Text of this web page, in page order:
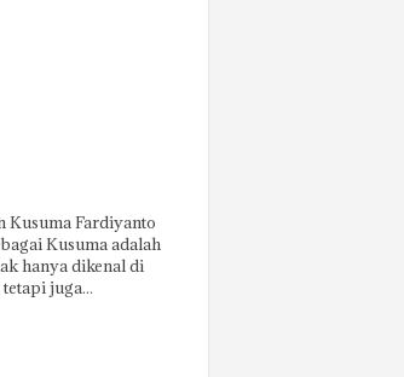
Fardiyanto
Kusuma adalah
hanya dikenal di
juga...